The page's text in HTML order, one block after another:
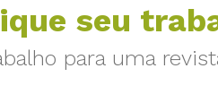
seu
para uma